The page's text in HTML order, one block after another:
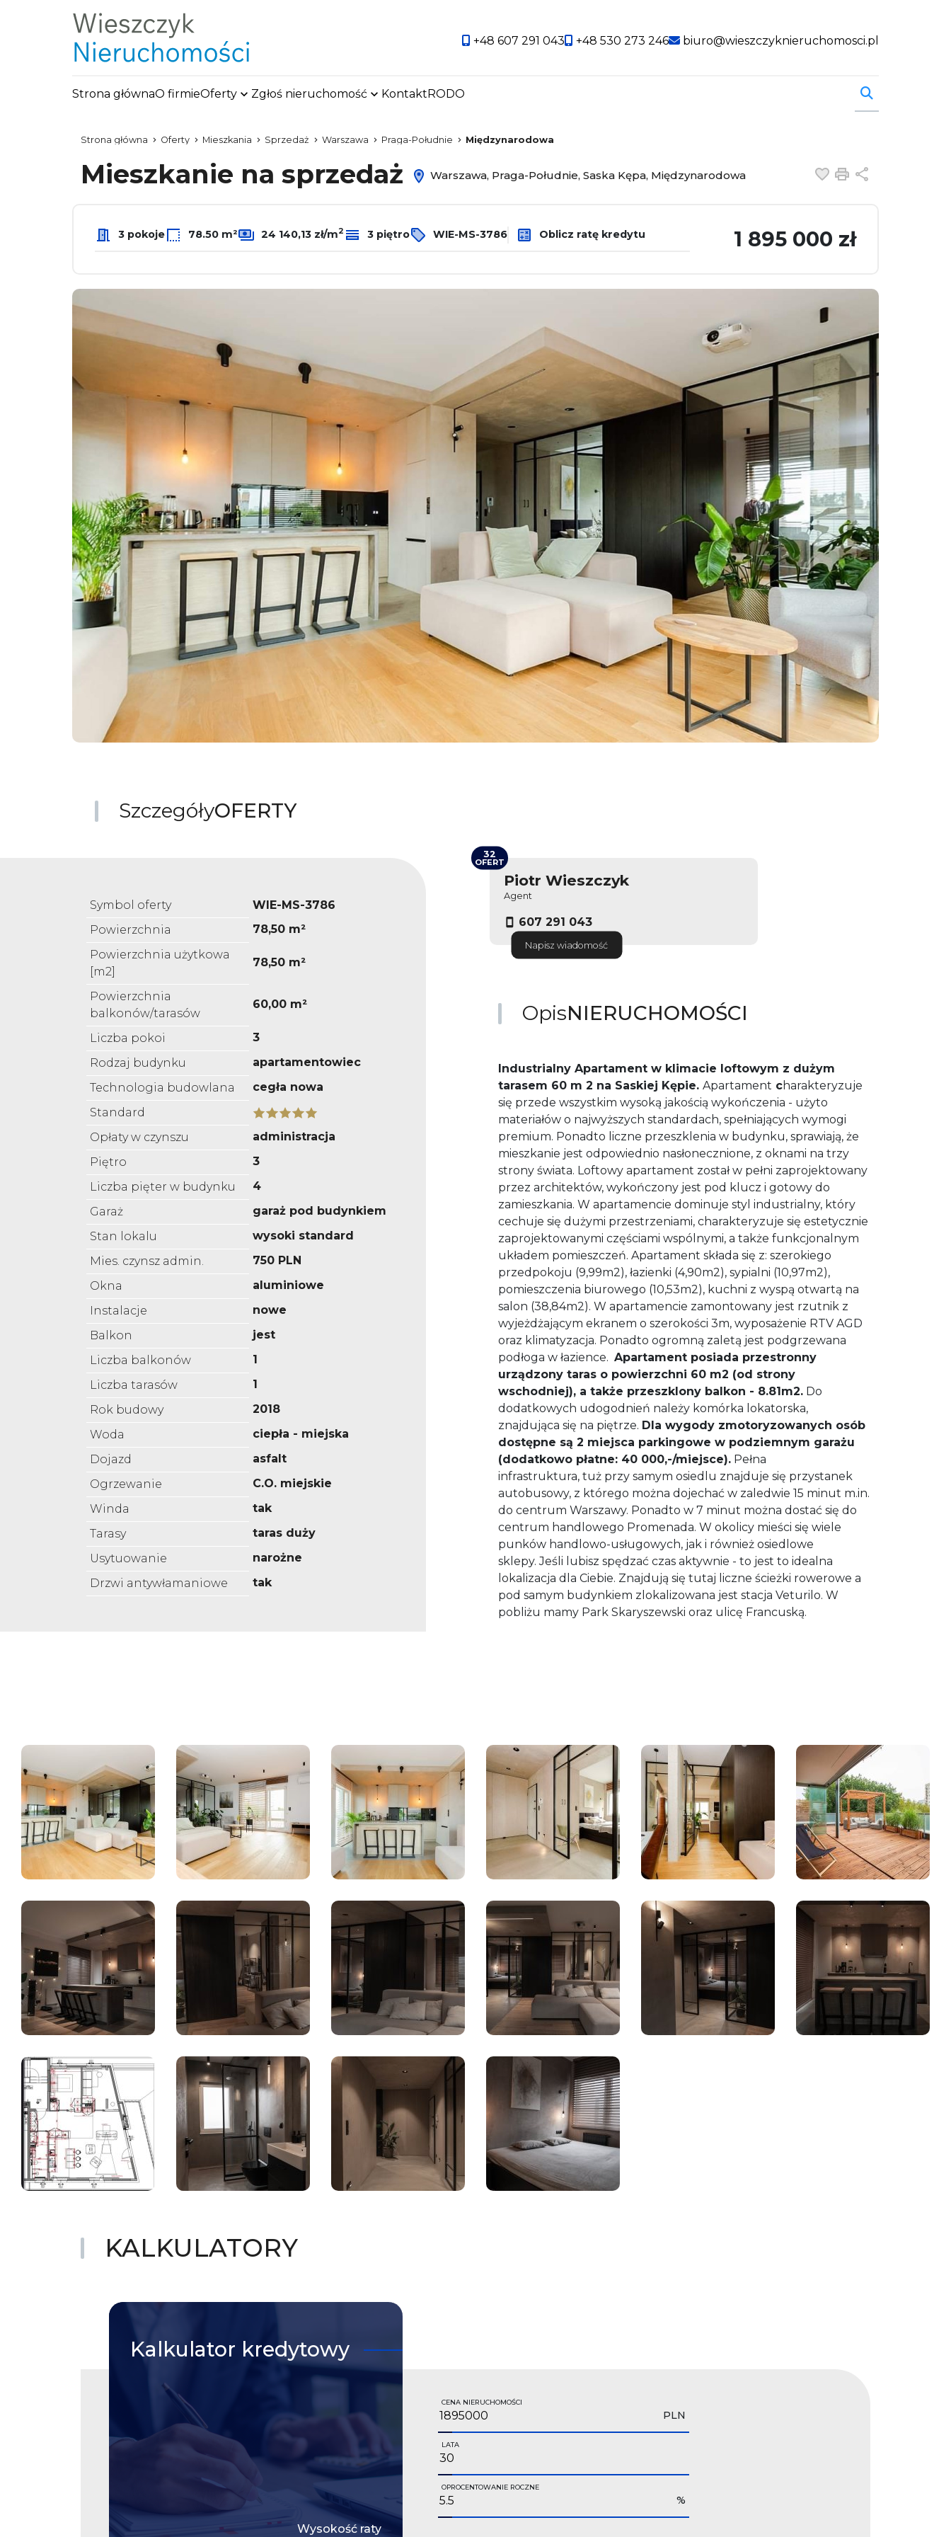
+48 607 291 043 +48 530 273 246 biuro@wieszczyknieruchomosci.pl
Strona głównaO firmieOferty Zgłoś nieruchomość KontaktRODO
Strona główna Oferty Mieszkania Sprzedaż Warszawa Praga-Południe Międzynarodowa
Mieszkanie na sprzedaż Warszawa, Praga-Południe, Saska Kępa, Międzynarodowa Dodaj do
Drukuj
3 pokoje 78.50 m² 24 140,13 zł/m2 3 piętro WIE-MS-3786 Oblicz ratę kredytu 1 895 000 zł
SzczegółyOFERTY
Symbol oferty
WIE-MS-3786
Powierzchnia
78,50 m²
Powierzchnia użytkowa
[m2]
78,50 m²
Powierzchnia
balkonów/tarasów
60,00 m²
Liczba pokoi
3
Rodzaj budynku
apartamentowiec
Technologia budowlana
cegła nowa
Standard
Opłaty w czynszu
administracja
Piętro
3
Liczba pięter w budynku
4
Garaż
garaż pod budynkiem
Stan lokalu
wysoki standard
Mies. czynsz admin.
750 PLN
Okna
aluminiowe
Instalacje
nowe
Balkon
jest
Liczba balkonów
1
Liczba tarasów
1
Rok budowy
2018
Woda
ciepła - miejska
Dojazd
asfalt
Ogrzewanie
C.O. miejskie
Winda
tak
Tarasy
taras duży
Usytuowanie
narożne
Drzwi antywłamaniowe
tak
Piotr Wieszczyk
Agent
607 291 043
Napisz wiadomość
32
OFERT
OpisNIERUCHOMOŚCI
Industrialny Apartament w klimacie loftowym z dużym
tarasem 60 m 2 na Saskiej Kępie. Apartament charakteryzuje
się przede wszystkim wysoką jakością wykończenia - użyto
materiałów o najwyższych standardach, spełniających wymogi
premium. Ponadto liczne przeszklenia w budynku, sprawiają, że
mieszkanie jest odpowiednio nasłonecznione, z oknami na trzy
strony świata. Loftowy apartament został w pełni zaprojektowany
przez architektów, wykończony jest pod klucz i gotowy do
zamieszkania. W apartamencie dominuje styl industrialny, który
cechuje się dużymi przestrzeniami, charakteryzuje się estetycznie
zaprojektowanymi częściami wspólnymi, a także funkcjonalnym
układem pomieszczeń. Apartament składa się z: szerokiego
przedpokoju (9,99m2), łazienki (4,90m2), sypialni (10,97m2),
pomieszczenia biurowego (10,53m2), kuchni z wyspą otwartą na
salon (38,84m2). W apartamencie zamontowany jest rzutnik z
wyjeżdżającym ekranem o szerokości 3m, wyposażenie RTV AGD
oraz klimatyzacja. Ponadto ogromną zaletą jest podgrzewana
podłoga w łazience. Apartament posiada przestronny
urządzony taras o powierzchni 60 m2 (od strony
wschodniej), a także przeszklony balkon - 8.81m2. Do
dodatkowych udogodnień należy komórka lokatorska,
znajdująca się na piętrze. Dla wygody zmotoryzowanych osób
dostępne są 2 miejsca parkingowe w podziemnym garażu
(dodatkowo płatne: 40 000,-/miejsce). Pełna
infrastruktura, tuż przy samym osiedlu znajduje się przystanek
autobusowy, z którego można dojechać w zaledwie 15 minut m.in.
do centrum Warszawy. Ponadto w 7 minut można dostać się do
centrum handlowego Promenada. W okolicy mieści się wiele
punków handlowo-usługowych, jak i również osiedlowe
sklepy. Jeśli lubisz spędzać czas aktywnie - to jest to idealna
lokalizacja dla Ciebie. Znajdują się tutaj liczne ścieżki rowerowe a
pod samym budynkiem zlokalizowana jest stacja Veturilo. W
pobliżu mamy Park Skaryszewski oraz ulicę Francuską.
KALKULATORY
Kalkulator kredytowy
Wysokość raty
CENA NIERUCHOMOŚCI
PLN
LATA
OPROCENTOWANIE ROCZNE
%